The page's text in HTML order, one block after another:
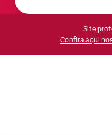
Site
Confira aqui